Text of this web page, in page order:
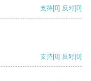
支持[0] 反对[0]
支持[0] 反对[0]